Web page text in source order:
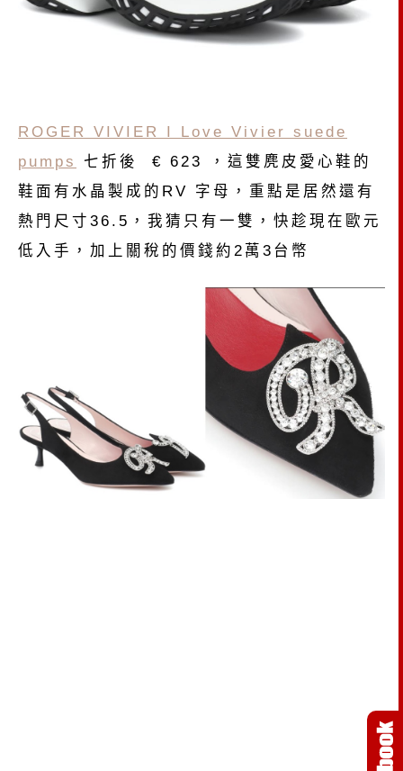
ROGER VIVIER I Love Vivier suede
pumps
七折後 € 623 ，這雙麂皮愛心鞋的
鞋面有水晶製成的RV 字母，重點是居然還有
熱門尺寸36.5，我猜只有一雙，快趁現在歐元
低入手，加上關稅的價錢約2萬3台幣